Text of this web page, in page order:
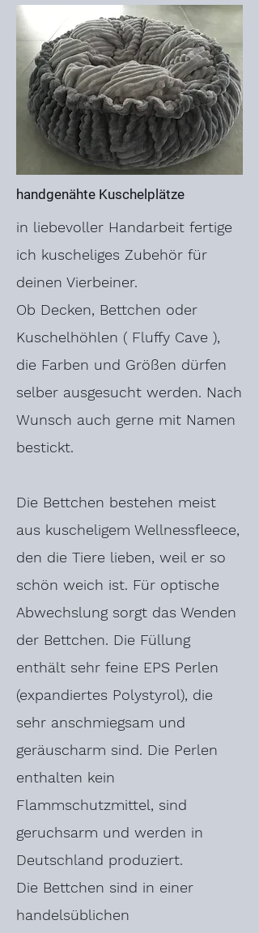
handgenähte Kuschelplätze
in liebevoller Handarbeit fertige
ich kuscheliges Zubehör für
deinen Vierbeiner.
Ob Decken, Bettchen oder
Kuschelhöhlen ( Fluffy Cave ),
die Farben und Größen dürfen
selber ausgesucht werden. Nach
Wunsch auch gerne mit Namen
bestickt.
Die Bettchen bestehen meist
aus kuscheligem Wellnessfleece,
den die Tiere lieben, weil er so
schön weich ist. Für optische
Abwechslung sorgt das Wenden
der Bettchen. Die Füllung
enthält sehr feine EPS Perlen
(expandiertes Polystyrol), die
sehr anschmiegsam und
geräuscharm sind. Die Perlen
enthalten kein
Flammschutzmittel, sind
geruchsarm und werden in
Deutschland produziert.
Die Bettchen sind in einer
handelsüblichen